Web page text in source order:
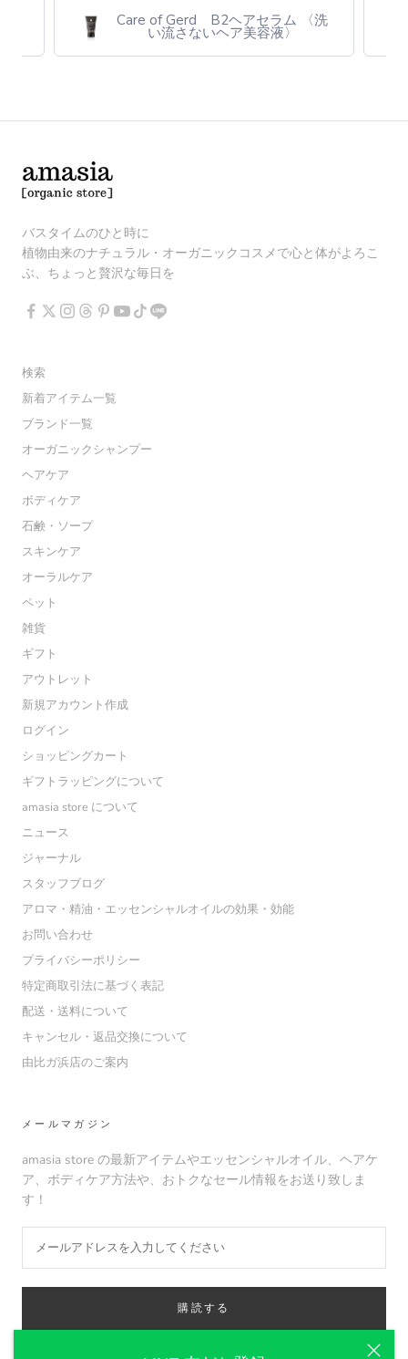
時の楽しみの1つでも...Read more
Care of Gerd B2ヘアセラム 〈洗
い流さないヘア美容液〉
バスタイムのひと時に
植物由来のナチュラル・オーガニックコスメで心と体がよろこ
ぶ、ちょっと贅沢な毎日を
検索
新着アイテム一覧
ブランド一覧
オーガニックシャンプー
ヘアケア
ボディケア
石鹸・ソープ
スキンケア
オーラルケア
ペット
雑貨
ギフト
アウトレット
新規アカウント作成
ログイン
ショッピングカート
ギフトラッピングについて
amasia store について
ニュース
ジャーナル
スタッフブログ
アロマ・精油・エッセンシャルオイルの効果・効能
お問い合わせ
プライバシーポリシー
特定商取引法に基づく表記
配送・送料について
キャンセル・返品交換について
由比ガ浜店のご案内
メールマガジン
amasia store の最新アイテムやエッセンシャルオイル、ヘアケ
ア、ボディケア方法や、おトクなセール情報をお送り致しま
す！
購読する